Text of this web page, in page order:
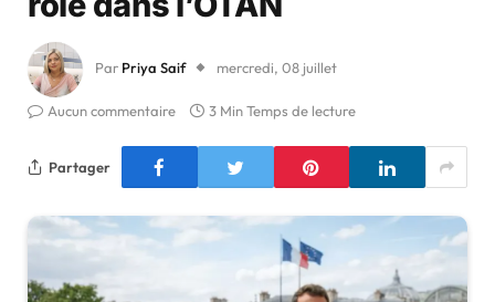
Par Priya Saif mercredi, 08 juillet
Aucun commentaire 3 Min Temps de lecture
Partager